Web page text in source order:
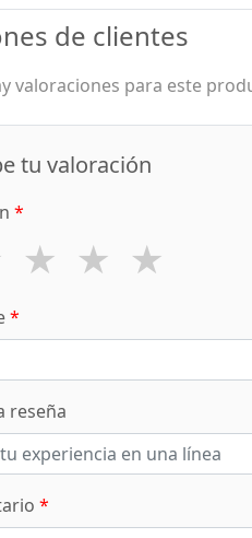
de clientes
valoraciones para este
tu valoración
*
★ ★ ★
*
reseña
*